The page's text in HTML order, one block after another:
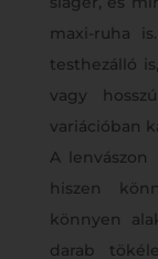
maxi-ruha
testhezálló
vagy
variációban
A lenvászon
hiszen
könnyen
darab